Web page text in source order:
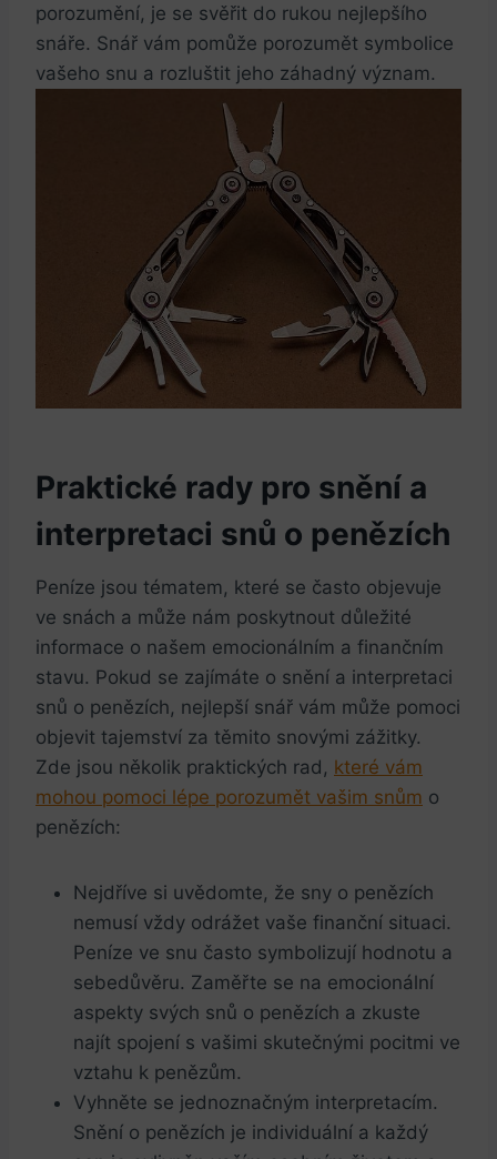
porozumění,‍ je se svěřit do rukou ⁤nejlepšího⁢
snáře. Snář vám pomůže porozumět ⁢symbolice
vašeho snu ⁤a rozluštit jeho záhadný ⁢význam.
Praktické rady ​pro snění a‍
interpretaci snů o penězích
Peníze jsou tématem, které se ​často objevuje
ve snách a může nám poskytnout důležité⁢
informace ‌o našem emocionálním a finančním
stavu. Pokud se zajímáte o snění a interpretaci
snů o ⁢penězích, nejlepší snář vám může pomoci
objevit tajemství za ‍těmito snovými zážitky.
Zde jsou několik praktických rad, které vám
mohou pomoci⁤ lépe porozumět vašim snům o
penězích:
Nejdříve⁤ si uvědomte, ⁤že sny o penězích
nemusí vždy odrážet vaše finanční situaci.
Peníze ‍ve snu často‌ symbolizují hodnotu a
⁢sebedůvěru. Zaměřte se na emocionální
aspekty svých snů o penězích a zkuste
najít spojení s vašimi skutečnými pocitmi ve
vztahu k penězům.
Vyhněte⁢ se jednoznačným interpretacím.
Snění ⁢o penězích je individuální a každý